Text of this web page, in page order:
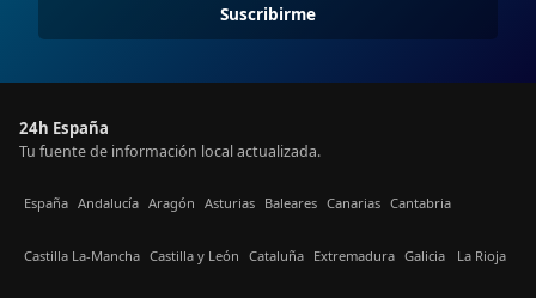
Suscribirme
24h España
Tu fuente de información local actualizada.
España Andalucía Aragón Asturias Baleares Canarias Cantabria
Castilla La-Mancha Castilla y León Cataluña Extremadura Galicia La Rioja